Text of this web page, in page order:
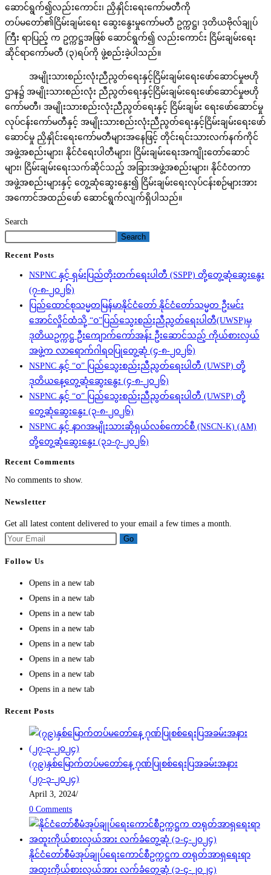
ဆောင်ရွက်၍လည်းကောင်း၊ ညှိနှိုင်းရေးကော်မတီကို
တပ်မတော်၏ငြိမ်းချမ်းရေး ဆွေးနွေးမှုကော်မတီ ဥက္ကဋ္ဌ၊ ဒုတိယဗိုလ်ချုပ်
ကြီး ရာပြည့် က ဥက္ကဋ္ဌအဖြစ် ဆောင်ရွက်၍ လည်းကောင်း ငြိမ်းချမ်းရေး
ဆိုင်ရာကော်မတီ (၃)ရပ်ကို ဖွဲ့စည်းခဲ့ပါသည်။
အမျိုးသားစည်းလုံးညီညွတ်ရေးနှင့်ငြိမ်းချမ်းရေးဖော်ဆောင်မှုဗဟို
ဌာန၌ အမျိုးသားစည်းလုံး ညီညွတ်ရေးနှင့်ငြိမ်းချမ်းရေးဖော်ဆောင်မှုဗဟို
ကော်မတီ၊ အမျိုးသားစည်းလုံးညီညွတ်ရေးနှင့် ငြိမ်းချမ်း ရေးဖော်ဆောင်မှု
လုပ်ငန်းကော်မတီနှင့် အမျိုးသားစည်းလုံးညီညွတ်ရေးနှင့်ငြိမ်းချမ်းရေးဖော်
ဆောင်မှု ညှိနှိုင်းရေးကော်မတီများအနေဖြင့် တိုင်းရင်းသားလက်နက်ကိုင်
အဖွဲ့အစည်းများ၊ နိုင်ငံရေးပါတီများ၊ ငြိမ်းချမ်းရေးအကျိုးတော်ဆောင်
များ၊ ငြိမ်းချမ်းရေးသက်ဆိုင်သည့် အခြားအဖွဲ့အစည်းများ၊ နိုင်ငံတကာ
အဖွဲ့အစည်းများနှင့် တွေ့ဆုံဆွေးနွေး၍ ငြိမ်းချမ်းရေးလုပ်ငန်းစဉ်များအား
အကောင်အထည်ဖော် ဆောင်ရွက်လျက်ရှိပါသည်။
Search
Search
Recent Posts
NSPNC နှင့် ရှမ်းပြည်တိုးတက်ရေးပါတီ (SSPP) တို့တွေ့ဆုံဆွေးနွေး
(၇-၈-၂၀၂၆)
ပြည်ထောင်စုသမ္မတမြန်မာနိုင်ငံတော် နိုင်ငံတော်သမ္မတ ဦးမင်း
အောင်လှိုင်ထံသို့ “ဝ”ပြည်သွေးစည်းညီညွတ်ရေးပါတီ(UWSP)မှ
ဒုတိယဥက္ကဋ္ဌ ဦးကျောက်ကော်အန်း ဦးဆောင်သည့် ကိုယ်စားလှယ်
အဖွဲ့က လာရောက်ဂါရဝပြုတွေ့ဆုံ (၄-၈-၂၀၂၆)
NSPNC နှင့် “ဝ” ပြည်သွေးစည်းညီညွတ်ရေးပါတီ (UWSP) တို့
ဒုတိယနေ့တွေ့ဆုံဆွေးနွေး (၄-၈-၂၀၂၆)
NSPNC နှင့် “ဝ” ပြည်သွေးစည်းညီညွတ်ရေးပါတီ (UWSP) တို့
တွေ့ဆုံဆွေးနွေး (၃-၈-၂၀၂၆)
NSPNC နှင့် နာဂအမျိုးသားဆိုရှယ်လစ်ကောင်စီ (NSCN-K) (AM)
တို့တွေ့ဆုံဆွေးနွေး (၃၁-၇-၂၀၂၆)
Recent Comments
No comments to show.
Newsletter
Get all latest content delivered to your email a few times a month.
Go
Follow Us
Opens in a new tab
Opens in a new tab
Opens in a new tab
Opens in a new tab
Opens in a new tab
Opens in a new tab
Opens in a new tab
Opens in a new tab
Recent Posts
(၇၉)နှစ်မြောက်တပ်မတော်နေ့ ဂုဏ်ပြုစစ်ရေးပြအခမ်းအနား
(၂၇-၃-၂၀၂၄)
April 3, 2024/
0 Comments
နိုင်ငံတော်စီမံအုပ်ချုပ်ရေးကောင်စီဥက္ကဋ္ဌက တရုတ်အာရှရေးရာ
အထူးကိုယ်စားလှယ်အား လက်ခံတွေ့ဆုံ (၁-၄-၂၀၂၄)